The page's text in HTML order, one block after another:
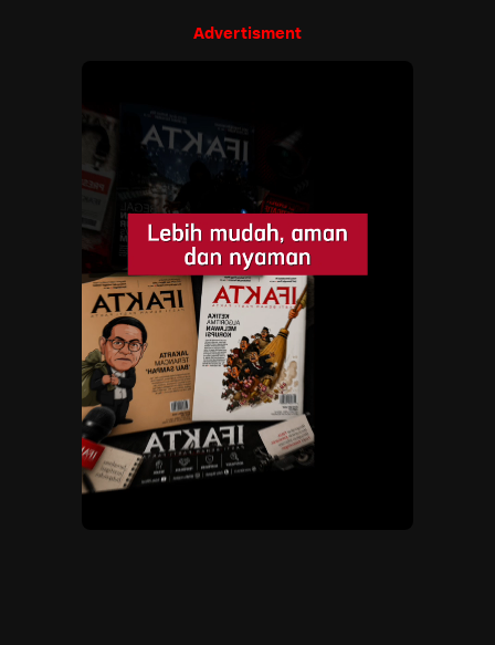
Advertisment